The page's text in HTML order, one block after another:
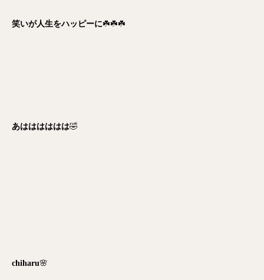
笑いが人生をハッピーに☘️☘️☘️
あはははははは🤣
chiharu🌸